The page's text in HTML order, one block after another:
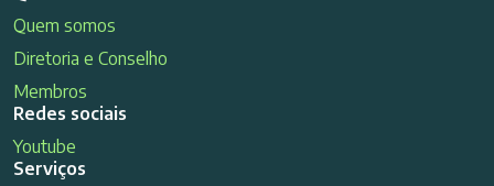
Quem somos
Diretoria e Conselho
Membros
Redes sociais
Youtube
Serviços